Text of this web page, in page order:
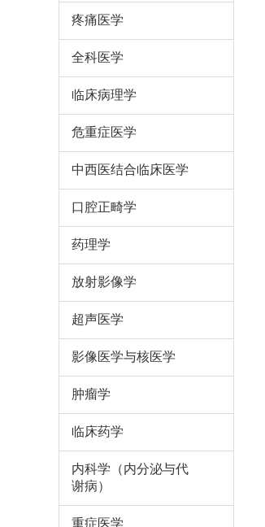
疼痛医学
全科医学
临床病理学
危重症医学
中西医结合临床医学
口腔正畸学
药理学
放射影像学
超声医学
影像医学与核医学
肿瘤学
临床药学
内科学（内分泌与代
谢病）
重症医学